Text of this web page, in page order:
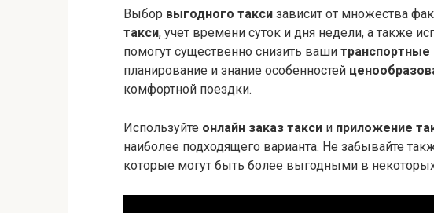
Выбор выгодного такси зависит от множества
такси, учет времени суток и дня недели, а также
помогут существенно снизить ваши транспортные
планирование и знание особенностей
комфортной поездки.
Используйте онлайн заказ такси и приложение
наиболее подходящего варианта. Не забывайте
которые могут быть более выгодными в некоторых